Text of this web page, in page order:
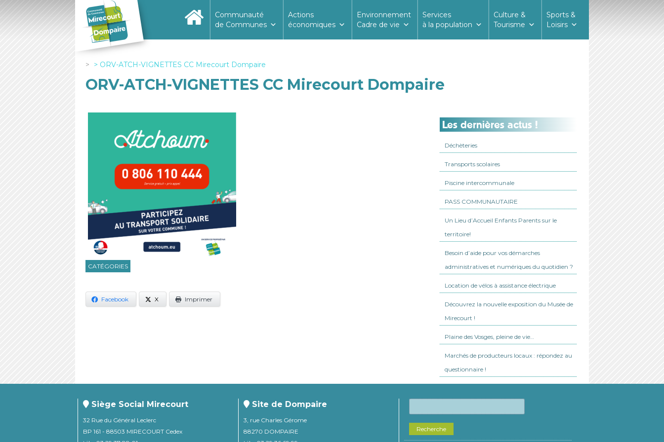
Communauté
de Communes
Actions
économiques
Environnement
Cadre de vie
Services
à la population
Culture &
Tourisme
Sports &
Loisirs
ORV-ATCH-VIGNETTES CC Mirecourt Dompaire
ORV-ATCH-VIGNETTES CC Mirecourt Dompaire
CATÉGORIES
Facebook X Imprimer
Les dernières actus !
Déchèteries
Transports scolaires
Piscine intercommunale
PASS COMMUNAUTAIRE
Un Lieu d’Accueil Enfants Parents sur le
territoire!
Besoin d’aide pour vos démarches
administratives et numériques du quotidien ?
Location de vélos à assistance électrique
Découvrez la nouvelle exposition du Musée de
Mirecourt !
Plaine des Vosges, pleine de vie…
Marchés de producteurs locaux : répondez au
questionnaire !
Siège Social Mirecourt
32 Rue du Général Leclerc
BP 161 - 88503 MIRECOURT Cedex
Site de Dompaire
3, rue Charles Gérome
88270 DOMPAIRE
Recherche